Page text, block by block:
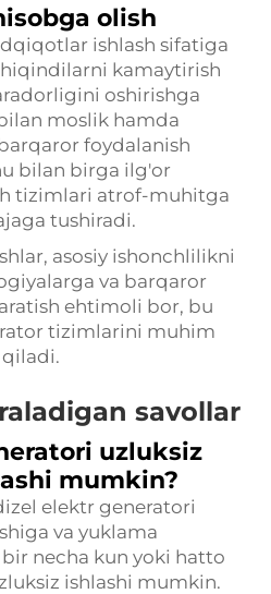
olish
ishlash sifatiga
kamaytirish
oshirishga
moslik hamda
foydalanish
bilan birga ilg'or
tizimlari atrof-muhitga
tushiradi.
asosiy ishonchlilikni
va barqaror
ehtimoli bor, bu
tizimlarini muhim
savollar
uzluksiz
mumkin?
elektr generatori
va yuklama
necha kun yoki hatto
ishlashi mumkin.